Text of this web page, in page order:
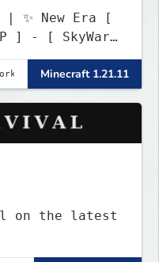
✨ New Era [
] - [ SkyWars
Minecraft 1.21.11
on the latest